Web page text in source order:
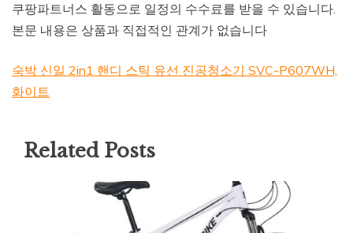
쿠팡파트너스 활동으로 일정의 수수료를 받을 수 있습니다.
본문 내용은 상품과 직접적인 관계가 없습니다
숙박 신일 2in1 핸디 스틱 유선 진공청소기 SVC-P607WH,
화이트
Related Posts